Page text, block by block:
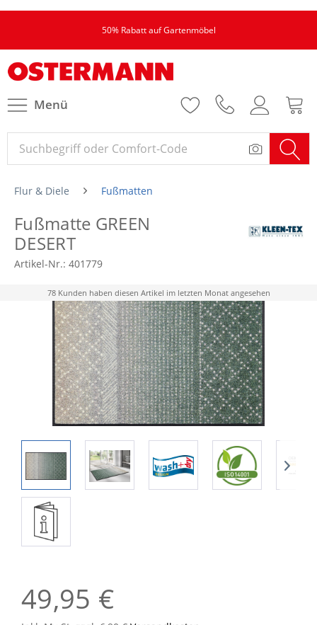
50% Rabatt auf Gartenmöbel
Menü
Flur & Diele Fußmatten
Fußmatte GREEN
DESERT
Artikel-Nr.: 401779
78 Kunden haben diesen Artikel im letzten Monat angesehen
49,95 €